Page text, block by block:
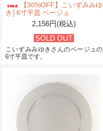
【30%OFF】こいずみみゆ
き│6寸平皿 ベージュ
2,156円(税込)
SOLD OUT
こいずみみゆきさんのベージュの
6寸平皿です。